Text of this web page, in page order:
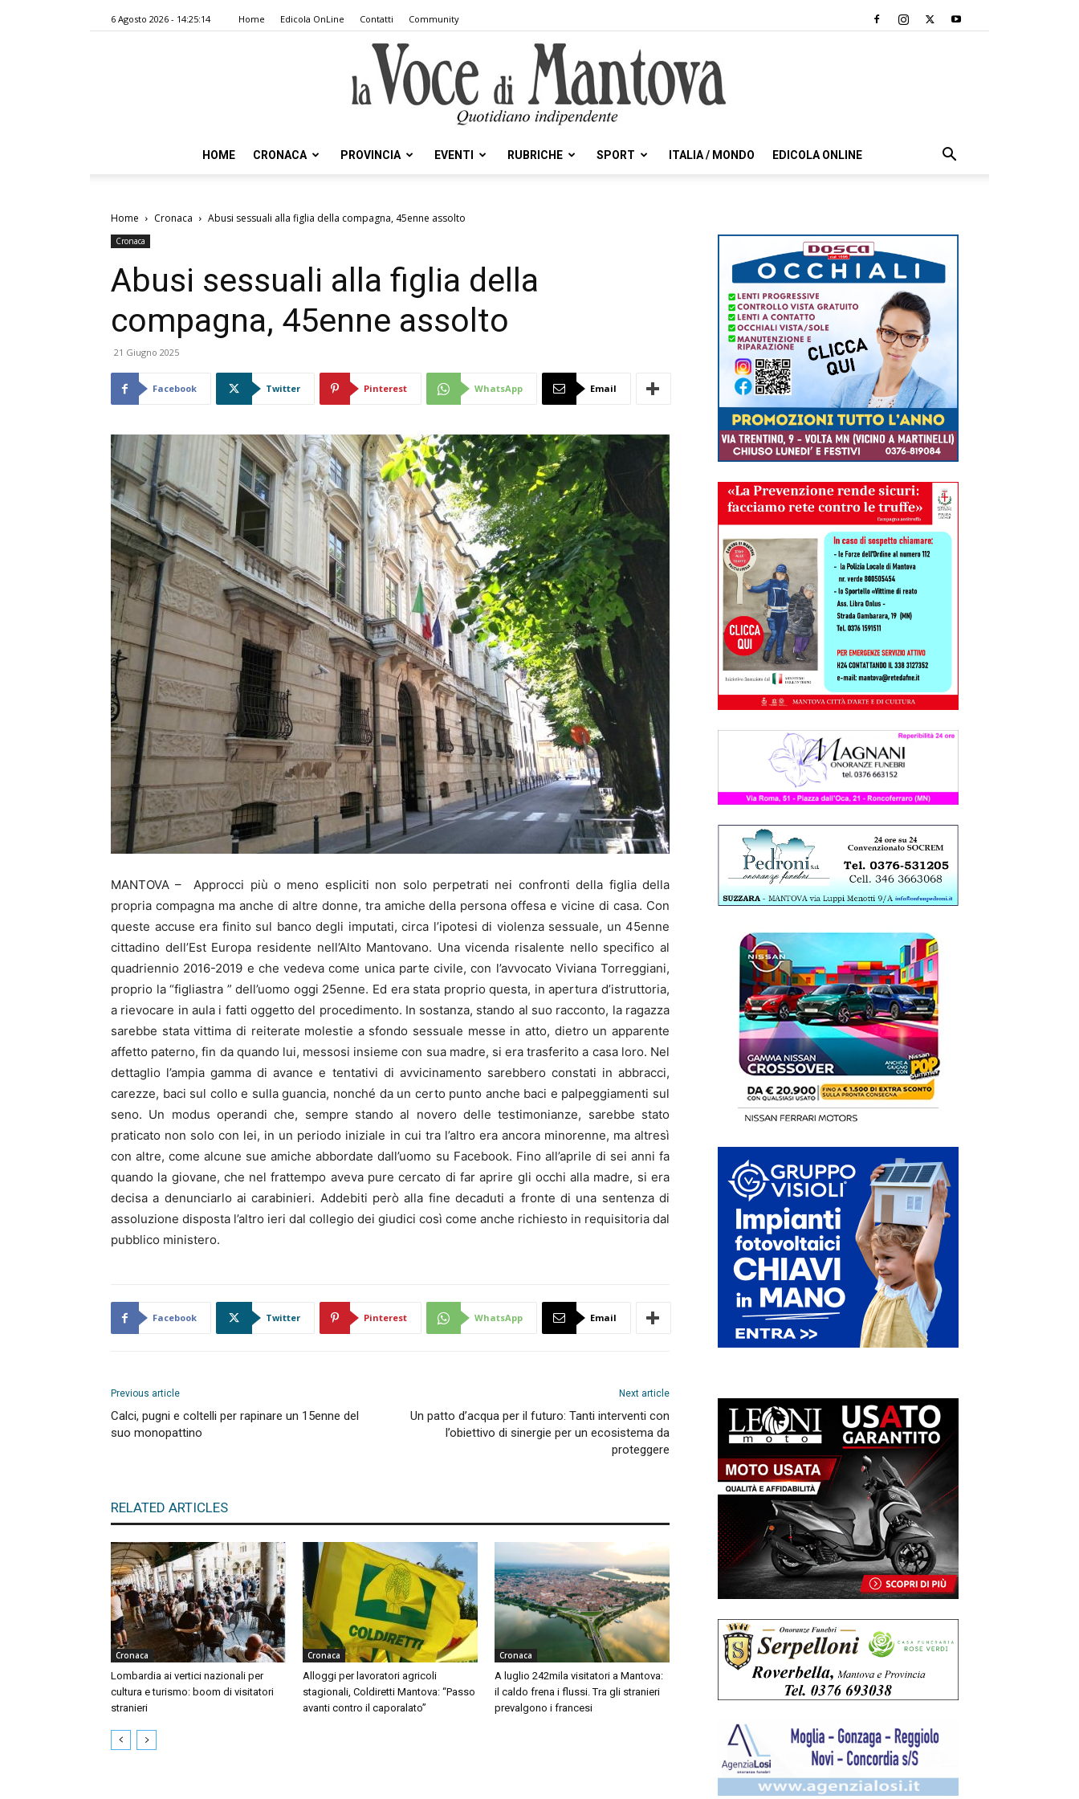
6 Agosto 2026 - 14:25:14 Home Edicola OnLine Contatti Community
Mantova
HOME CRONACA PROVINCIA EVENTI RUBRICHE SPORT ITALIA / MONDO EDICOLA ONLINE
Home Cronaca Abusi sessuali alla figlia della compagna, 45enne assolto
Cronaca
Abusi sessuali alla figlia della
compagna, 45enne assolto
21 Giugno 2025
Facebook Twitter Pinterest WhatsApp Email
MANTOVA – Approcci più o meno espliciti non solo perpetrati nei confronti della figlia della
propria compagna ma anche di altre donne, tra amiche della persona offesa e vicine di casa. Con
queste accuse era finito sul banco degli imputati, circa l’ipotesi di violenza sessuale, un 45enne
cittadino dell’Est Europa residente nell’Alto Mantovano. Una vicenda risalente nello specifico al
quadriennio 2016-2019 e che vedeva come unica parte civile, con l’avvocato Viviana Torreggiani,
proprio la “figliastra ” dell’uomo oggi 25enne. Ed era stata proprio questa, in apertura d’istruttoria,
a rievocare in aula i fatti oggetto del procedimento. In sostanza, stando al suo racconto, la ragazza
sarebbe stata vittima di reiterate molestie a sfondo sessuale messe in atto, dietro un apparente
affetto paterno, fin da quando lui, messosi insieme con sua madre, si era trasferito a casa loro. Nel
dettaglio l’ampia gamma di avance e tentativi di avvicinamento sarebbero constati in abbracci,
carezze, baci sul collo e sulla guancia, nonché da un certo punto anche baci e palpeggiamenti sul
seno. Un modus operandi che, sempre stando al novero delle testimonianze, sarebbe stato
praticato non solo con lei, in un periodo iniziale in cui tra l’altro era ancora minorenne, ma altresì
con altre, come alcune sue amiche abbordate dall’uomo su Facebook. Fino all’aprile di sei anni fa
quando la giovane, che nel frattempo aveva pure cercato di far aprire gli occhi alla madre, si era
decisa a denunciarlo ai carabinieri. Addebiti però alla fine decaduti a fronte di una sentenza di
assoluzione disposta l’altro ieri dal collegio dei giudici così come anche richiesto in requisitoria dal
pubblico ministero.
Facebook Twitter Pinterest WhatsApp Email
Previous article
Calci, pugni e coltelli per rapinare un 15enne del
suo monopattino
Next article
Un patto d’acqua per il futuro: Tanti interventi con
l’obiettivo di sinergie per un ecosistema da
proteggere
RELATED ARTICLES
Cronaca
Lombardia ai vertici nazionali per
cultura e turismo: boom di visitatori
stranieri
Cronaca
Alloggi per lavoratori agricoli
stagionali, Coldiretti Mantova: “Passo
avanti contro il caporalato”
Cronaca
A luglio 242mila visitatori a Mantova:
il caldo frena i flussi. Tra gli stranieri
prevalgono i francesi